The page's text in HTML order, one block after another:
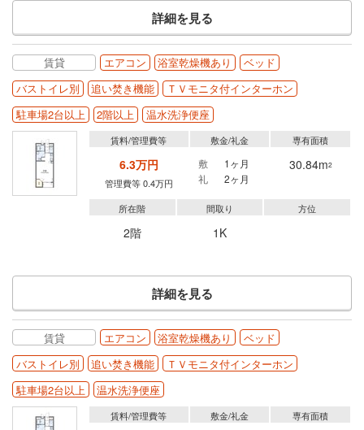
詳細を見る
賃貸 エアコン 浴室乾燥機あり
ベッド
バストイレ別
追い焚き機能
ＴＶモニタ付インターホン
駐車場2台以上
2階以上 温水洗浄便座
賃料/管理費等
6.3万円
管理費等 0.4万円
敷金/礼金
敷
1ヶ月
礼
2ヶ月
専有面積
30.84m2
所在階
2階
間取り
1K
方位
詳細を見る
賃貸 エアコン 浴室乾燥機あり
ベッド
バストイレ別
追い焚き機能
ＴＶモニタ付インターホン
駐車場2台以上
温水洗浄便座
賃料/管理費等 敷金/礼金 専有面積